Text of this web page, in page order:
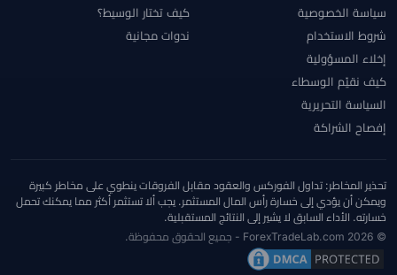
سياسة الخصوصية
شروط الاستخدام
إخلاء المسؤولية
كيف نقيّم الوسطاء
السياسة التحريرية
إفصاح الشراكة
كيف تختار الوسيط؟
ندوات مجانية
تحذير المخاطر: تداول الفوركس والعقود مقابل الفروقات ينطوي على مخاطر كبيرة
ويمكن أن يؤدي إلى خسارة رأس المال المستثمر. يجب ألا تستثمر أكثر مما يمكنك تحمل
خسارته. الأداء السابق لا يشير إلى النتائج المستقبلية.
© 2026 ForexTradeLab.com - جميع الحقوق محفوظة.